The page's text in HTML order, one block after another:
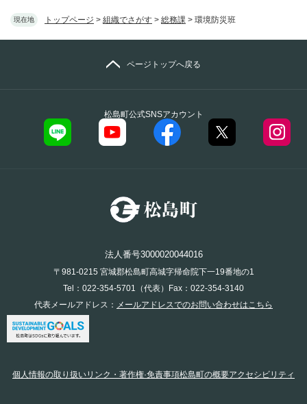
現在地 トップページ > 組織でさがす > 総務課 > 環境防災班
松島町公式SNSアカウント
ページトップへ戻る
法人番号3000020044016
〒981-0215 宮城郡松島町高城字帰命院下一19番地の1
Tel：022-354-5701（代表）Fax：022-354-3140
代表メールアドレス： メールアドレスでのお問い合わせはこちら
個人情報の取り扱いリンク・著作権·免責事項松島町の概要アクセシビリティ